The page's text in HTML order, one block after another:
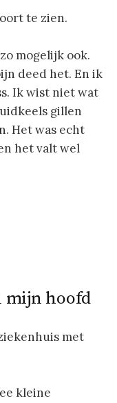
te zien.
mogelijk ook.
deed het. En ik
Ik wist niet wat
gillen
Het was echt
het valt wel
mijn hoofd
met
kleine